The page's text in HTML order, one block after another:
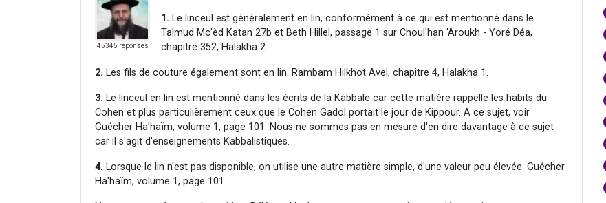
45345 réponses
1. Le linceul est généralement en lin, conformément à ce qui est mentionné dans le
Talmud Mo'èd Katan 27b et Beth Hillel, passage 1 sur Choul'han 'Aroukh - Yoré Déa,
chapitre 352, Halakha 2.
2. Les fils de couture également sont en lin. Rambam Hilkhot Avel, chapitre 4, Halakha 1.
3. Le linceul en lin est mentionné dans les écrits de la Kabbale car cette matière rappelle les habits du
Cohen et plus particulièrement ceux que le Cohen Gadol portait le jour de Kippour. A ce sujet, voir
Guécher Ha'haïm, volume 1, page 101. Nous ne sommes pas en mesure d'en dire davantage à ce sujet
car il s'agit d'enseignements Kabbalistiques.
4. Lorsque le lin n'est pas disponible, on utilise une autre matière simple, d'une valeur peu élevée. Guécher
Ha'haïm, volume 1, page 101.